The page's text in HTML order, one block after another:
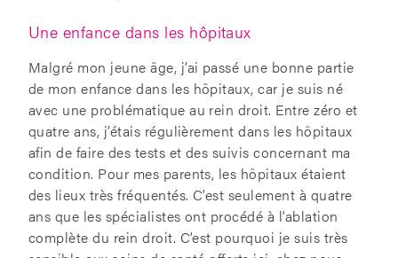
Une enfance dans les hôpitaux
Malgré mon jeune âge, j’ai passé une bonne partie
de mon enfance dans les hôpitaux, car je suis né
avec une problématique au rein droit. Entre zéro et
quatre ans, j’étais régulièrement dans les hôpitaux
afin de faire des tests et des suivis concernant ma
condition. Pour mes parents, les hôpitaux étaient
des lieux très fréquentés. C’est seulement à quatre
ans que les spécialistes ont procédé à l’ablation
complète du rein droit. C’est pourquoi je suis très